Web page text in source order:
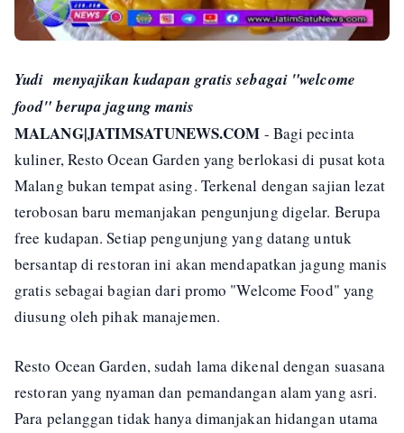
Yudi menyajikan kudapan gratis sebagai "welcome
food" berupa jagung manis
MALANG|JATIMSATUNEWS.COM - Bagi pecinta
kuliner, Resto Ocean Garden yang berlokasi di pusat kota
Malang bukan tempat asing. Terkenal dengan sajian lezat
terobosan baru memanjakan pengunjung digelar. Berupa
free kudapan. Setiap pengunjung yang datang untuk
bersantap di restoran ini akan mendapatkan jagung manis
gratis sebagai bagian dari promo "Welcome Food" yang
diusung oleh pihak manajemen.
Resto Ocean Garden, sudah lama dikenal dengan suasana
restoran yang nyaman dan pemandangan alam yang asri.
Para pelanggan tidak hanya dimanjakan hidangan utama